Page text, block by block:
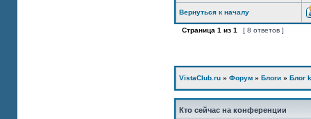
Вернуться к началу
Страница 1 из 1 [ 8 ответов ]
VistaClub.ru » Форум » Блоги » Блог
Кто сейчас на конференции